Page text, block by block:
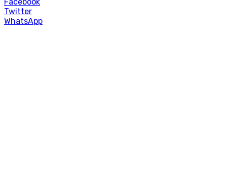
Twitter
WhatsApp